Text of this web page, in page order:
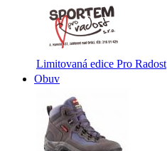
Limitovaná edice Pro Radost
Obuv